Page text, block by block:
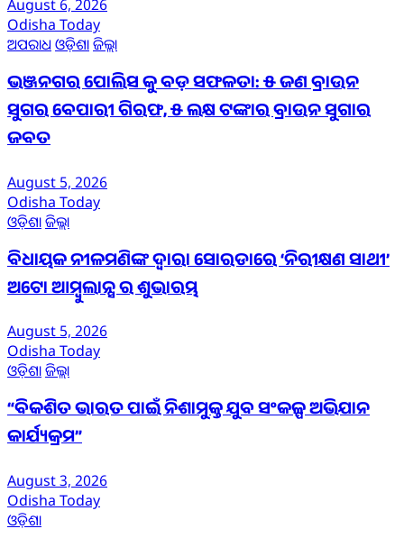
August 6, 2026
Odisha Today
ଅପରାଧ ଓଡ଼ିଶାଜିଲ୍ଲା
ଭଞ୍ଜନଗର ପୋଲିସ କୁ ବଡ଼ ସଫଳତା: ୫ ଜଣ ବ୍ରାଉନ
ସୁଗର ବେପାରୀ ଗିରଫ, ୫ ଲକ୍ଷ ଟଙ୍କାର ବ୍ରାଉନ ସୁଗାର
ଜବତ
August 5, 2026
Odisha Today
ଓଡ଼ିଶାଜିଲ୍ଲା
ବିଧାୟକ ନୀଳମଣିଙ୍କ ଦ୍ବାରା ସୋରଡାରେ ‘ନିରୀକ୍ଷଣ ସାଥୀ’
ଅଟୋ ଆମ୍ବୁଲାନ୍ସ ର ଶୁଭାରମ୍ଭ
August 5, 2026
Odisha Today
ଓଡ଼ିଶାଜିଲ୍ଲା
“ବିକଶିତ ଭାରତ ପାଇଁ ନିଶାମୁକ୍ତ ଯୁବ ସଂକଳ୍ପ ଅଭିଯାନ
କାର୍ଯ୍ୟକ୍ରମ”
August 3, 2026
Odisha Today
ଓଡ଼ିଶା